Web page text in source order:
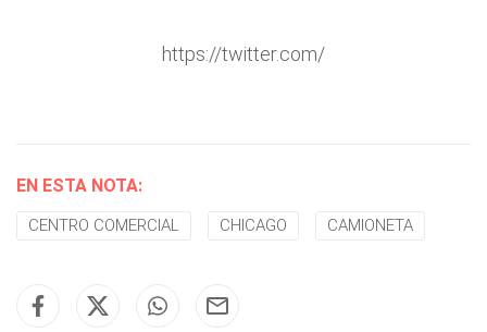
https://twitter.com/
EN ESTA NOTA:
CENTRO COMERCIAL CHICAGO CAMIONETA